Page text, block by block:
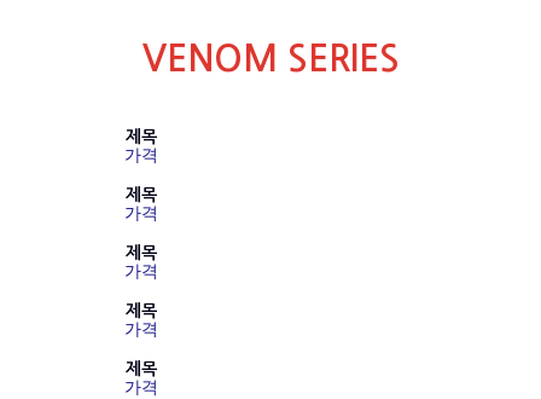
VENOM SERIES
제목
가격
제목
가격
제목
가격
제목
가격
제목
가격